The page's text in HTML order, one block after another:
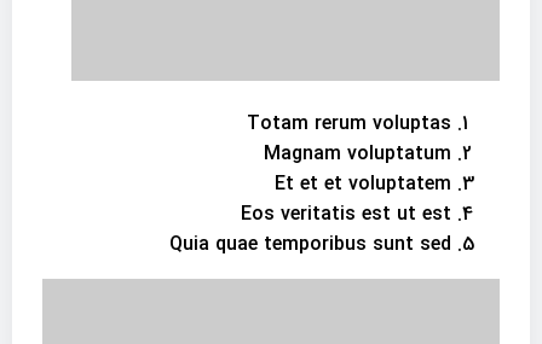
Totam rerum voluptas
Magnam voluptatum
Et et et voluptatem
Eos veritatis est ut est
Quia quae temporibus sunt sed